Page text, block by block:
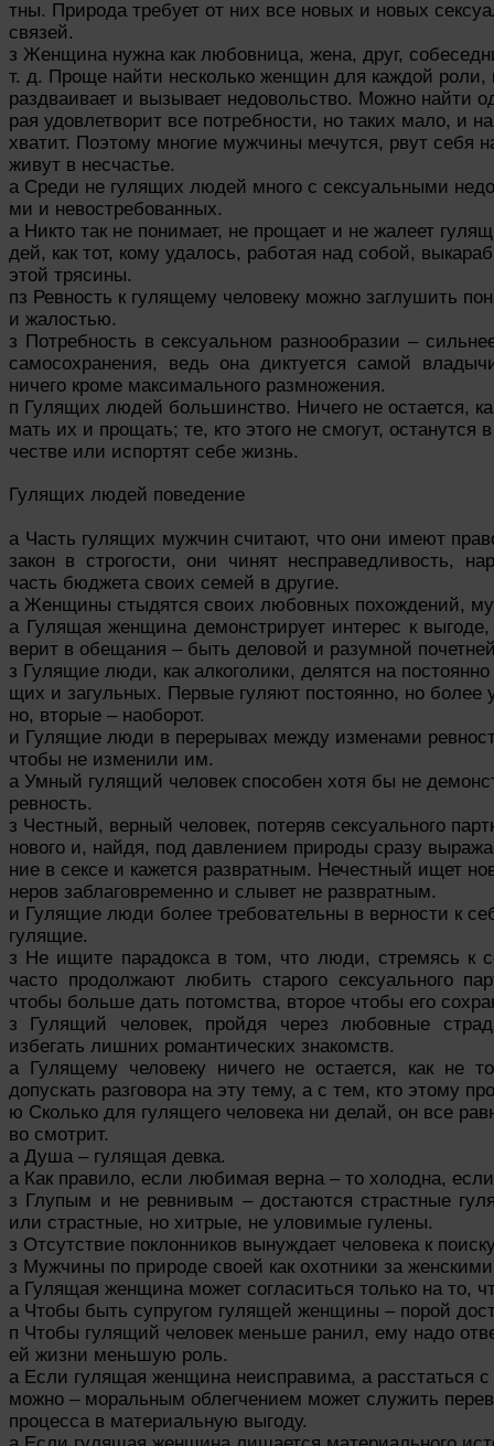
тны. Природа требует от них все новых и новых
связей.
з Женщина нужна как любовница, жена, друг,
т. д. Проще найти несколько женщин для каждой роли,
раздваивает и вызывает недовольство. Можно найти
рая удовлетворит все потребности, но таких мало, и
хватит. Поэтому многие мужчины мечутся, рвут себя
живут в несчастье.
а Среди не гулящих людей много с сексуальными
ми и невостребованных.
а Никто так не понимает, не прощает и не жалеет
дей, как тот, кому удалось, работая над собой,
этой трясины.
пз Ревность к гулящему человеку можно заглушить
и жалостью.
з Потребность в сексуальном разнообразии –
самосохранения, ведь она диктуется самой
ничего кроме максимального размножения.
п Гулящих людей большинство. Ничего не остается,
мать их и прощать; те, кто этого не смогут, останутся
честве или испортят себе жизнь.
Гулящих людей поведение
а Часть гулящих мужчин считают, что они имеют
закон в строгости, они чинят несправедливость,
часть бюджета своих семей в другие.
а Женщины стыдятся своих любовных похождений,
а Гулящая женщина демонстрирует интерес к
верит в обещания – быть деловой и разумной
з Гулящие люди, как алкоголики, делятся на постоянно
щих и загульных. Первые гуляют постоянно, но более
но, вторые – наоборот.
и Гулящие люди в перерывах между изменами
чтобы не изменили им.
а Умный гулящий человек способен хотя бы не
ревность.
з Честный, верный человек, потеряв сексуального
нового и, найдя, под давлением природы сразу
ние в сексе и кажется развратным. Нечестный ищет
неров заблаговременно и слывет не развратным.
и Гулящие люди более требовательны в верности к
гулящие.
з Не ищите парадокса в том, что люди, стремясь к
часто продолжают любить старого сексуального
чтобы больше дать потомства, второе чтобы его
з Гулящий человек, пройдя через любовные
избегать лишних романтических знакомств.
а Гулящему человеку ничего не остается, как не
допускать разговора на эту тему, а с тем, кто этому
ю Сколько для гулящего человека ни делай, он все
во смотрит.
а Душа – гулящая девка.
а Как правило, если любимая верна – то холодна,
з Глупым и не ревнивым – достаются страстные
или страстные, но хитрые, не уловимые гулены.
з Отсутствие поклонников вынуждает человека к
з Мужчины по природе своей как охотники за
а Гулящая женщина может согласиться только на то,
а Чтобы быть супругом гулящей женщины – порой
п Чтобы гулящий человек меньше ранил, ему надо
ей жизни меньшую роль.
а Если гулящая женщина неисправима, а расстаться с
можно – моральным облегчением может служить
процесса в материальную выгоду.